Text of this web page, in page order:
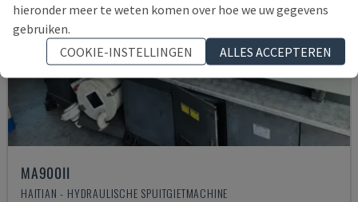
MA900ІІ
HAITIAN - HYDRAULISCHE SPUITGIETMACHINE
hieronder meer te weten komen over hoe we uw gegevens
gebruiken.
COOKIE-INSTELLINGEN
ALLES ACCEPTEREN